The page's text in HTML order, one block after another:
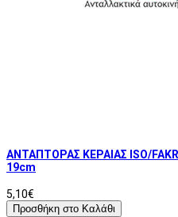
ΑΝΤΑΠΤΟΡΑΣ ΚΕΡΑΙΑΣ ISO/
19cm
5,10€
Προσθήκη στο Καλάθι